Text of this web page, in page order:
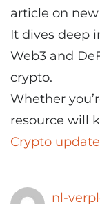
article on
It dives deep
Web3 and
crypto.
Whether
resource will
Crypto update
nl-